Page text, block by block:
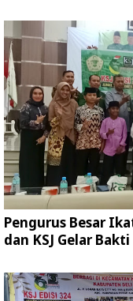
Pengurus Besar
dan KSJ Gelar